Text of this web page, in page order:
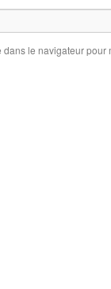
le navigateur